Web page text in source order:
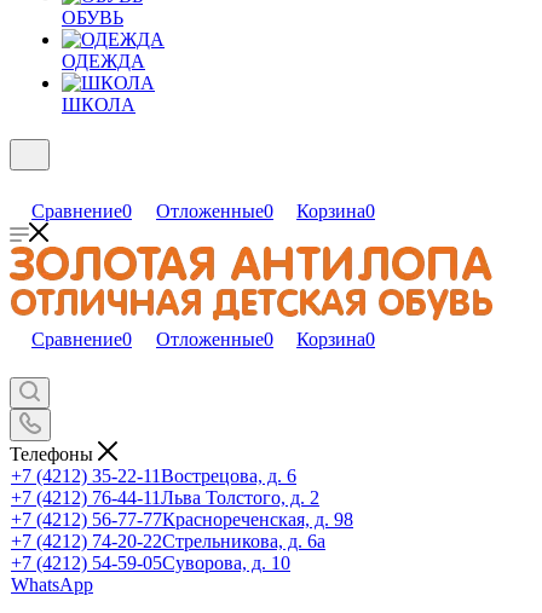
ОБУВЬ
ОДЕЖДА
ШКОЛА
Сравнение0 Отложенные0 Корзина0
Сравнение0 Отложенные0 Корзина0
Телефоны
+7 (4212) 35-22-11Вострецова, д. 6
+7 (4212) 76-44-11Льва Толстого, д. 2
+7 (4212) 56-77-77Краснореченская, д. 98
+7 (4212) 74-20-22Стрельникова, д. 6а
+7 (4212) 54-59-05Суворова, д. 10
WhatsApp